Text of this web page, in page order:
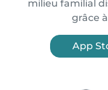
milieu familial
grâce
App